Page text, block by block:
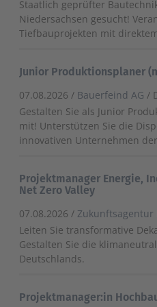
Staatlich geprüfter
Niedersachsen gesucht!
Tiefbauprojekten mit
Junior Produktionsplaner
07.08.2026 / Bauerfeind AG /
Gestalten Sie als Junior
mit! Unterstützen Sie die
innovativen Unternehmen
Projektmanager Energie,
Net Zero Valley
07.08.2026 / Zukunftsagentur
Leiten Sie transformative
Gestalten Sie die
Deutschlands.
Projektmanager:in